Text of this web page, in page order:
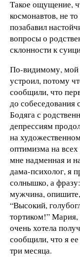
Такое ощущение,
космонавтов, не
позабавил
вопросы о
склонности к
По-видимому, мой
устроил, потому
сообщили, что
до собеседования
Бодяга с
депрессиям
на
оптимизма на
мне надменная и
дама-психолог, я
солнышко, а
мужчина,
“Высокий,
тортиком!” Мария,
очень хотела
сообщили, что я
три месяца.